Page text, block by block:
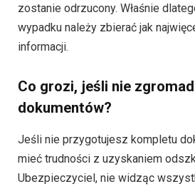
zostanie odrzucony. Właśnie
wypadku należy zbierać jak
informacji.
Co grozi, jeśli nie
dokumentów?
Jeśli nie przygotujesz kompletu
mieć trudności z uzyskaniem
Ubezpieczyciel, nie widząc